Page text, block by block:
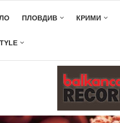
ПЛОВДИВ КРИМИ